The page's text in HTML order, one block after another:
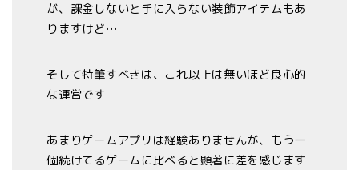
が、課金しないと手に入らない装飾アイテムもあ
りますけど…
そして特筆すべきは、これ以上は無いほど良心的
な運営です
あまりゲームアプリは経験ありませんが、もう一
個続けてるゲームに比べると顕著に差を感じます